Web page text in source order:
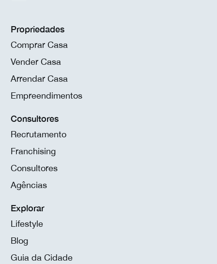
Propriedades
Comprar Casa
Vender Casa
Arrendar Casa
Empreendimentos
Consultores
Recrutamento
Franchising
Consultores
Agências
Explorar
Lifestyle
Blog
Guia da Cidade